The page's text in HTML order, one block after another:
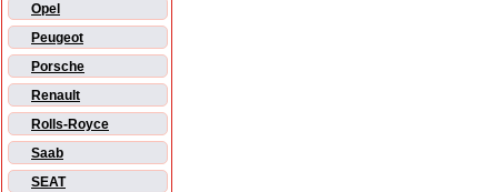
Opel
Peugeot
Porsche
Renault
Rolls-Royce
Saab
SEAT